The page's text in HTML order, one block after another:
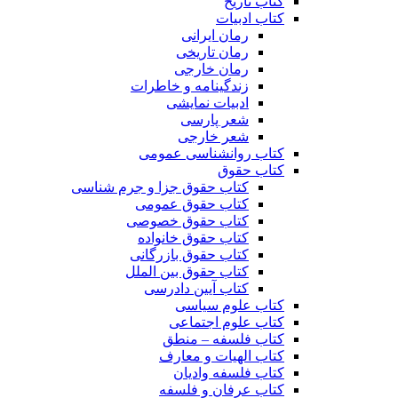
کتاب ادبیات
رمان ایرانی
رمان تاریخی
رمان خارجی
زندگینامه و خاطرات
ادبیات نمایشی
شعر پارسی
شعر خارجی
کتاب روانشناسی عمومی
کتاب حقوق
کتاب حقوق جزا و جرم شناسی
کتاب حقوق عمومی
کتاب حقوق خصوصی
کتاب حقوق خانواده
کتاب حقوق بازرگانی
کتاب حقوق بین الملل
کتاب آیین دادرسی
کتاب علوم سیاسی
کتاب علوم اجتماعی
کتاب فلسفه – منطق
کتاب الهیات و معارف
کتاب فلسفه وادیان
کتاب عرفان و فلسفه